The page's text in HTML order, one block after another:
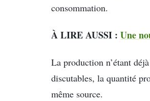
consommation.
À LIRE AUSSI : Une
La production n’étant
discutables, la quantité
même source.